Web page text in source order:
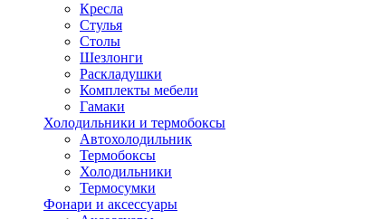
Кресла
Стулья
Столы
Шезлонги
Раскладушки
Комплекты мебели
Гамаки
Холодильники и термобоксы
Автохолодильник
Термобоксы
Холодильники
Термосумки
Фонари и аксессуары